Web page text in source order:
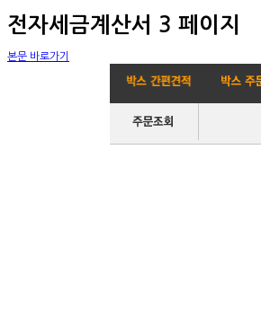
전자세금계산서 3 페이지
본문 바로가기